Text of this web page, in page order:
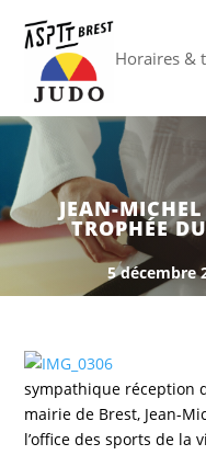
Horaires &
JEAN-
TROPHÉE
5 décembre
sympathique réception
mairie de Brest, Jean-
l’office des sports de la